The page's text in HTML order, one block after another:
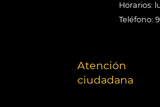
Horarios:
Teléfono:
Atención
ciudadana